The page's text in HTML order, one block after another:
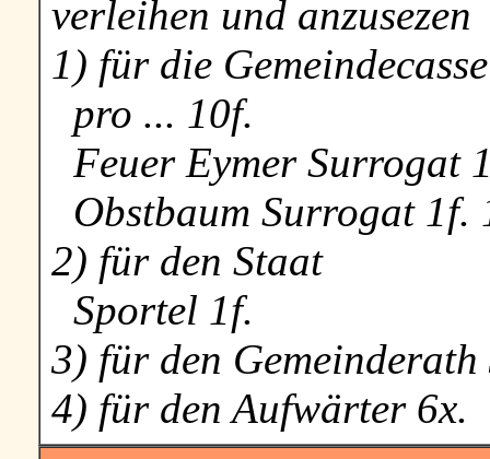
verleihen und anzusezen
1) für die Gemeindecasse
pro ... 10f.
Feuer Eymer Surrogat
Obstbaum Surrogat 1f.
2) für den Staat
Sportel 1f.
3) für den Gemeinderath
4) für den Aufwärter 6x.